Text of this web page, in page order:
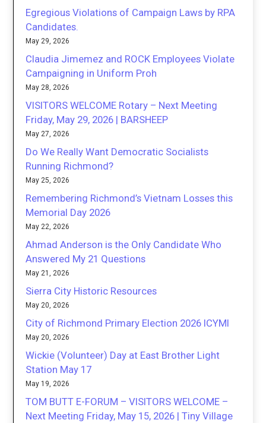
Egregious Violations of Campaign Laws by RPA
Candidates.
May 29, 2026
Claudia Jimemez and ROCK Employees Violate
Campaigning in Uniform Proh
May 28, 2026
VISITORS WELCOME Rotary – Next Meeting
Friday, May 29, 2026 | BARSHEEP
May 27, 2026
Do We Really Want Democratic Socialists
Running Richmond?
May 25, 2026
Remembering Richmond’s Vietnam Losses this
Memorial Day 2026
May 22, 2026
Ahmad Anderson is the Only Candidate Who
Answered My 21 Questions
May 21, 2026
Sierra City Historic Resources
May 20, 2026
City of Richmond Primary Election 2026 ICYMI
May 20, 2026
Wickie (Volunteer) Day at East Brother Light
Station May 17
May 19, 2026
TOM BUTT E-FORUM – VISITORS WELCOME –
Next Meeting Friday, May 15, 2026 | Tiny Village